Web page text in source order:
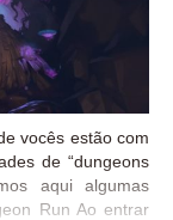
vocês estão com
de “dungeons
aqui algumas
Run Ao entrar